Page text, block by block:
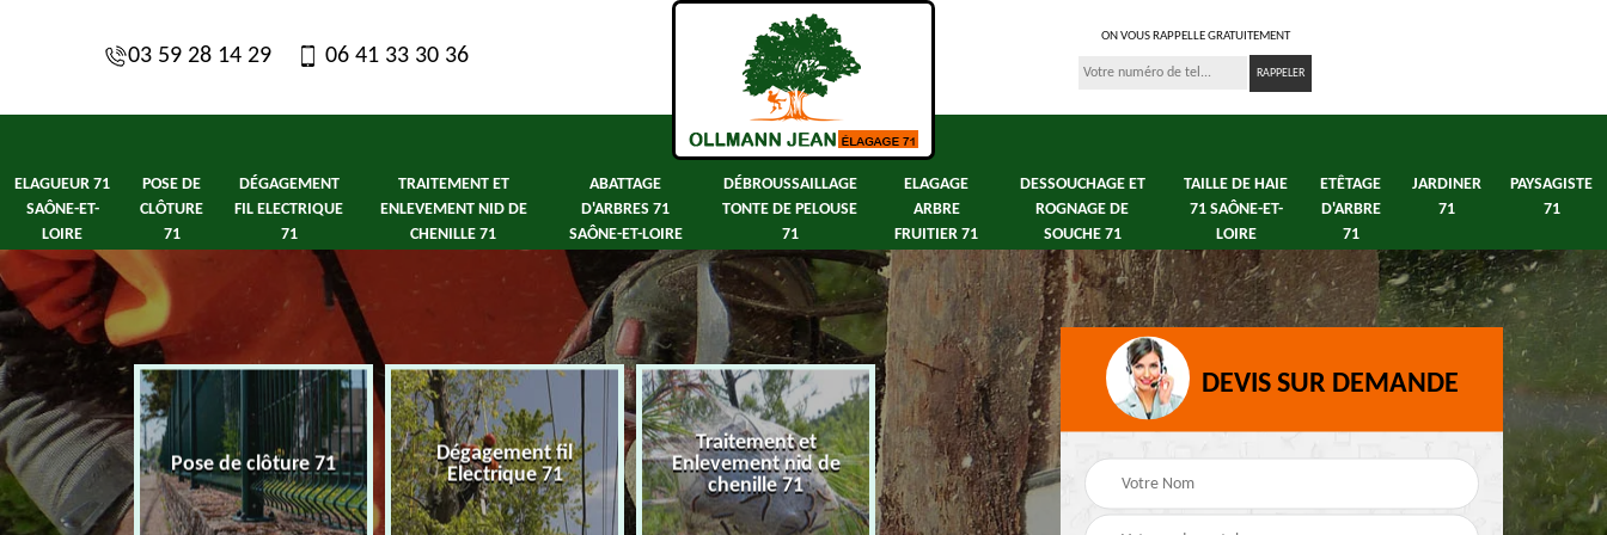
03 59 28 14 29 06 41 33 30 36
ON VOUS RAPPELLE GRATUITEMENT
ELAGUEUR 71
SAÔNE-ET-
LOIRE
POSE DE
CLÔTURE
71
DÉGAGEMENT
FIL ELECTRIQUE
71
TRAITEMENT ET
ENLEVEMENT NID DE
CHENILLE 71
ABATTAGE
D'ARBRES 71
SAÔNE-ET-LOIRE
DÉBROUSSAILLAGE
TONTE DE PELOUSE
71
ELAGAGE
ARBRE
FRUITIER 71
DESSOUCHAGE ET
ROGNAGE DE
SOUCHE 71
TAILLE DE HAIE
71 SAÔNE-ET-
LOIRE
ETÊTAGE
D'ARBRE
71
JARDINER
71
PAYSAGISTE
71
Saône-et-
Pose de clôture 71
Dégagement fil
Electrique 71
Traitement et
Enlevement nid de
chenille 71
Abattage d'arbres 71
Saône-et-Loire
Elagage arbre fruitier
71
DEVIS SUR DEMANDE